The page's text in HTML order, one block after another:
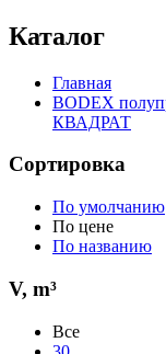
Каталог
Главная
BODEX
КВАДРАТ
Сортировка
По умолчанию
По цене
По названию
V, m³
Все